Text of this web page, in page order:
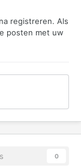
registreren. Als
posten met uw
0